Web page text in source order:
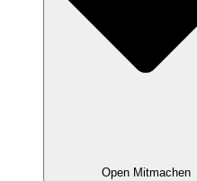
Open Mitmachen